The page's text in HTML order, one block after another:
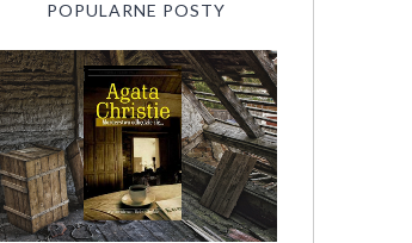
POPULARNE POSTY